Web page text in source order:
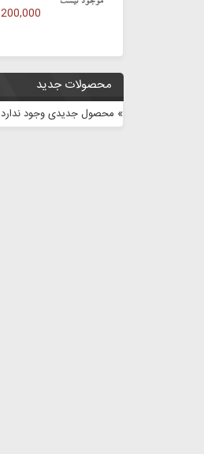
200,000ریال
محصولات جدید
» محصول جدیدی وجود ندارد